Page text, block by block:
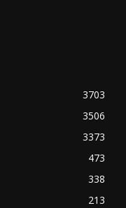
3703
3506
3373
473
338
213